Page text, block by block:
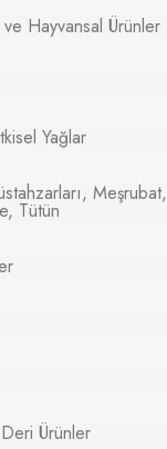
Hayvansal Ürünler
Yağlar
Meşrubat,
Tütün
Ürünler